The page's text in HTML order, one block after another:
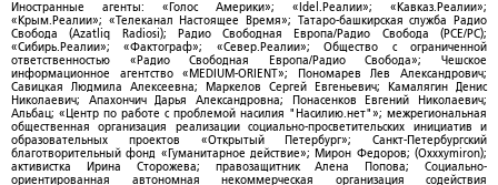
Иностранные агенты: «Голос Америки»; «Idel.Реалии»; «Кавказ.Реалии»;
«Крым.Реалии»; «Телеканал Настоящее Время»; Татаро-башкирская служба Радио
Свобода (Azatliq Radiosi); Радио Свободная Европа/Радио Свобода (PCE/PC);
«Сибирь.Реалии»; «Фактограф»; «Север.Реалии»; Общество с ограниченной
ответственностью «Радио Свободная Европа/Радио Свобода»; Чешское
информационное агентство «MEDIUM-ORIENT»; Пономарев Лев Александрович;
Савицкая Людмила Алексеевна; Маркелов Сергей Евгеньевич; Камалягин Денис
Николаевич; Апахончич Дарья Александровна; Понасенков Евгений Николаевич;
Альбац; «Центр по работе с проблемой насилия "Насилию.нет"»; межрегиональная
общественная организация реализации социально-просветительских инициатив и
образовательных проектов «Открытый Петербург»; Санкт-Петербургский
благотворительный фонд «Гуманитарное действие»; Мирон Федоров; (Oxxxymiron);
активистка Ирина Сторожева; правозащитник Алена Попова; Социально-
ориентированная автономная некоммерческая организация содействия